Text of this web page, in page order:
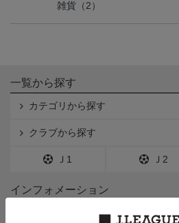
雑貨（2）
一覧から探す
カテゴリから探す
クラブから探す
Ｊ1 Ｊ2
インフォメーション
Ｊリーグオンラインストアとは